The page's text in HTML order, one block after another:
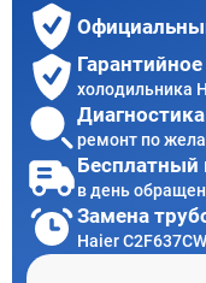
холодильника
ремонт по
Бесплатный
в день
Замена
Haier